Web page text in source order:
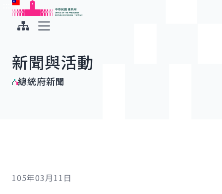
跳到主要內容
中華民國總統府
新聞與活動
總統府新聞
105年03月11日